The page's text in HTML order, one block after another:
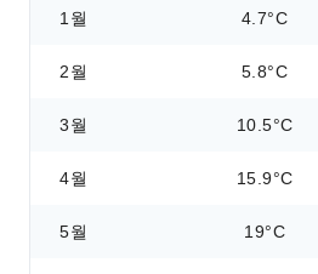
1월 4.7°C
2월 5.8°C
3월 10.5°C
4월 15.9°C
5월 19°C